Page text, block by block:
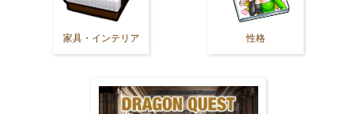
家具・インテリア 性格